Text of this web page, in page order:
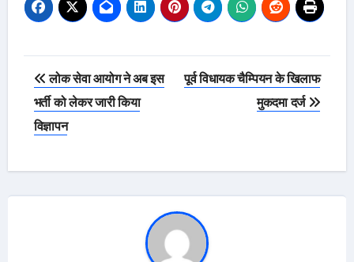
Post
navigation
लोक सेवा आयोग ने अब इस
भर्ती को लेकर जारी किया
विज्ञापन
पूर्व विधायक चैम्पियन के खिलाफ
मुकदमा दर्ज